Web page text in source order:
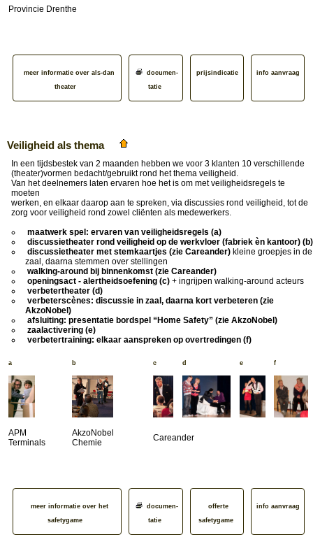
Provincie Drenthe
meer informatie over als-dan
theater
documen­
tatie
prijsindicatie info aanvraag
Veiligheid als thema
In een tijdsbestek van 2 maanden hebben we voor 3 klanten 10 verschillende
(theater)vormen bedacht/gebruikt rond het thema veiligheid.
Van het deelnemers laten ervaren hoe het is om met veiligheidsregels te
moeten
werken, en elkaar daarop aan te spreken, via discussies rond veiligheid, tot de
zorg voor veiligheid rond zowel cliënten als medewerkers.
maatwerk spel: ervaren van veiligheidsregels (a)
discussietheater rond veiligheid op de werkvloer (fabriek èn kantoor) (b)
discussietheater met stemkaartjes (zie Careander) kleine groepjes in de
zaal, daarna stemmen over stellingen
walking-around bij binnenkomst (zie Careander)
openingsact - alertheidsoefening (c) + ingrijpen walking-around acteurs
verbetertheater (d)
verbeterscènes: discussie in zaal, daarna kort verbeteren (zie
AkzoNobel)
afsluiting: presentatie bordspel “Home Safety” (zie AkzoNobel)
zaalactivering (e)
verbetertraining: elkaar aanspreken op overtredingen (f)
a b c d e f
APM
Terminals
AkzoNobel
Chemie
Careander
meer informatie over het
safetygame
documen­
tatie
offerte
safetygame
info aanvraag